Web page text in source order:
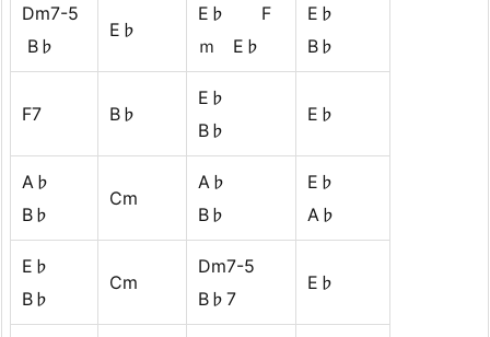
Dm7-5
B♭
E♭
E♭ F
ｍ E♭
E♭
B♭
F7 B♭
E♭
B♭
E♭
A♭
B♭
Cm
A♭
B♭
E♭
A♭
E♭
B♭
Cm
Dm7-5
B♭7
E♭